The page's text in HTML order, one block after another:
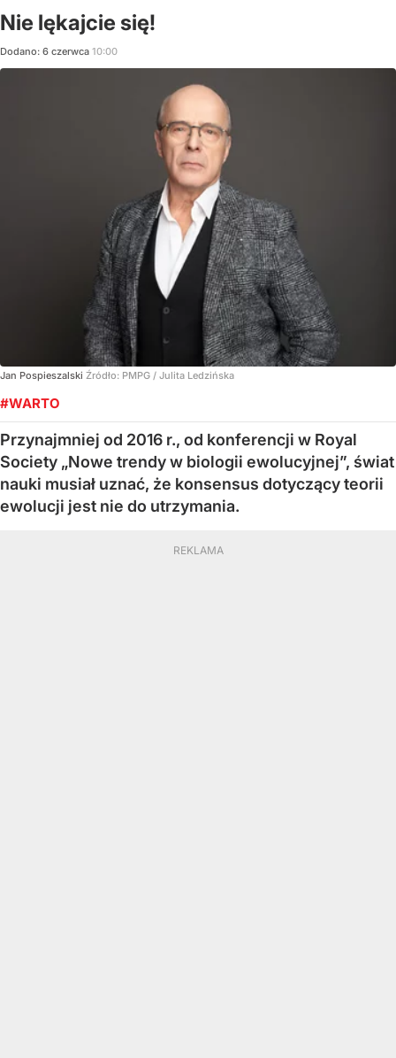
Nie lękajcie się!
Dodano: 6 czerwca 10:00
Jan Pospieszalski Źródło: PMPG / Julita Ledzińska
#WARTO
Przynajmniej od 2016 r., od konferencji w Royal
Society „Nowe trendy w biologii ewolucyjnej”, świat
nauki musiał uznać, że konsensus dotyczący teorii
ewolucji jest nie do utrzymania.